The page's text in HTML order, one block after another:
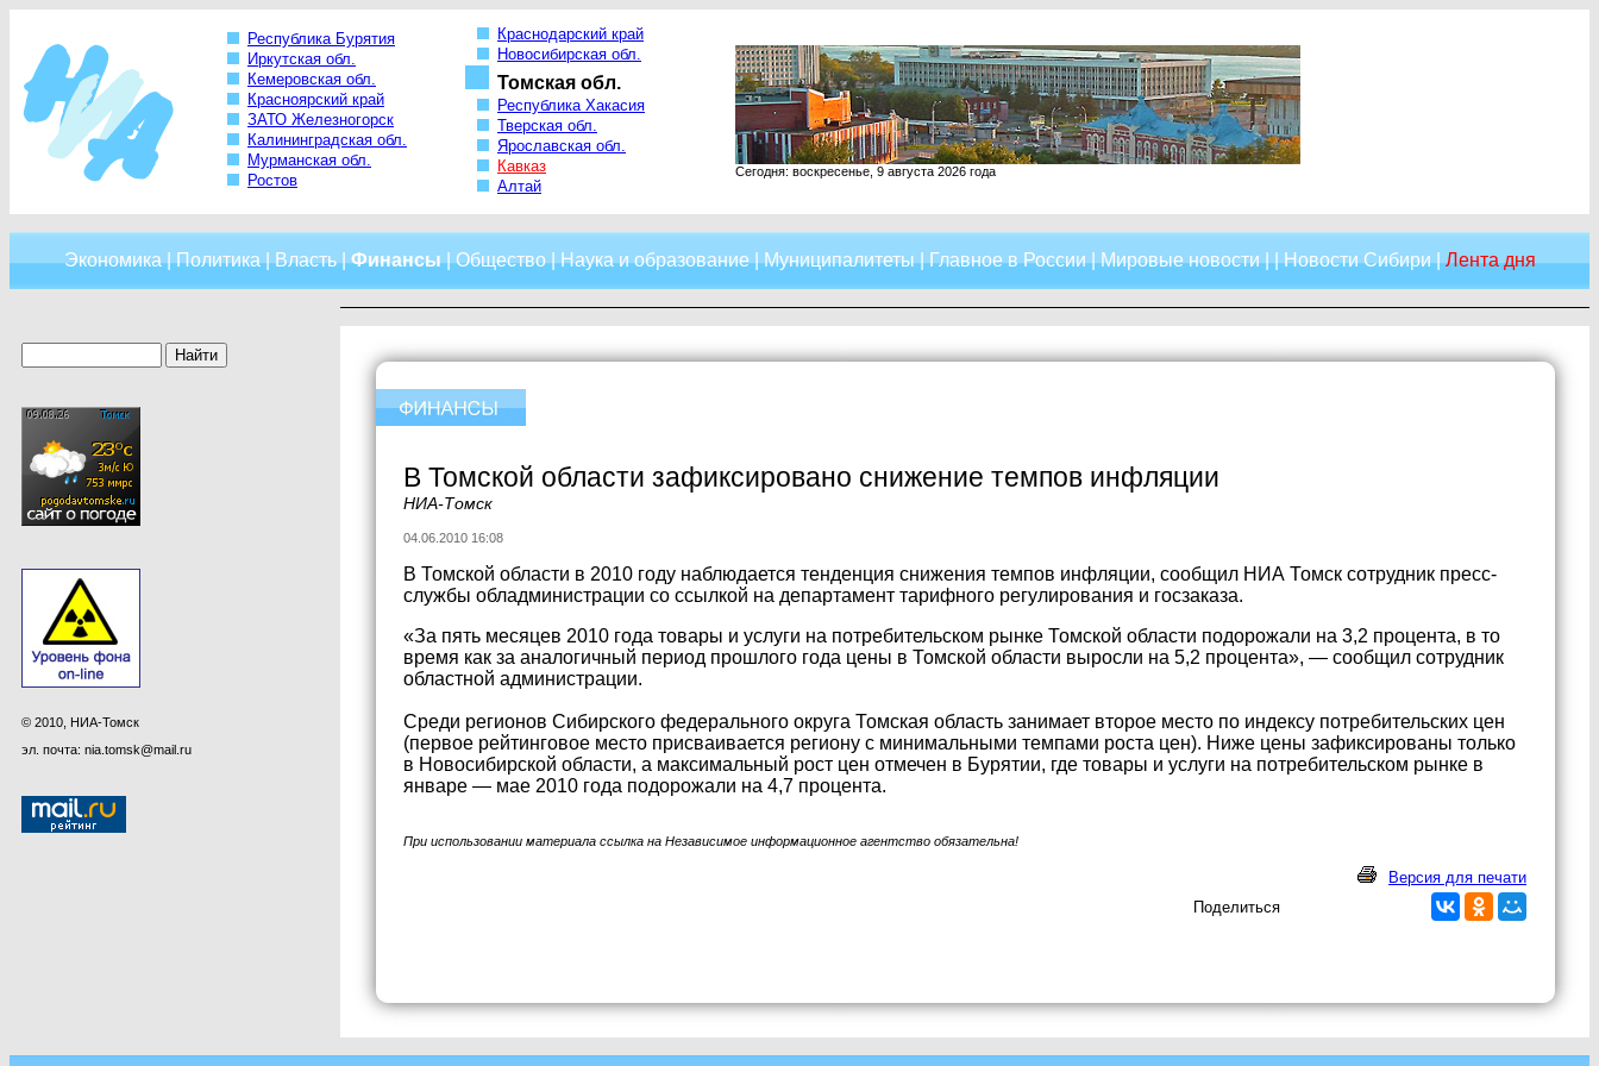
Республика Бурятия
Иркутская обл.
Кемеровская обл.
Красноярский край
ЗАТО Железногорск
Калининградская обл.
Мурманская обл.
Ростов
Краснодарский край
Новосибирская обл.
Томская обл.
Республика Хакасия
Тверская обл.
Ярославская обл.
Кавказ
Алтай
Сегодня: воскресенье, 9 августа 2026 года
Экономика|Политика|Власть|Финансы|Общество|Наука и образование|Муниципалитеты|Главное в России|Мировые новости| |Новости Сибири|Лента дня
© 2010, НИА-Томск
эл. почта: nia.tomsk@mail.ru
В Томской области зафиксировано снижение темпов инфляции
НИА-Томск
04.06.2010 16:08
В Томской области в 2010 году наблюдается тенденция снижения темпов инфляции, сообщил НИА Томск сотрудник пресс-
службы обладминистрации со ссылкой на департамент тарифного регулирования и госзаказа.
«За пять месяцев 2010 года товары и услуги на потребительском рынке Томской области подорожали на 3,2 процента, в то
время как за аналогичный период прошлого года цены в Томской области выросли на 5,2 процента», — сообщил сотрудник
областной администрации.
Среди регионов Сибирского федерального округа Томская область занимает второе место по индексу потребительских цен
(первое рейтинговое место присваивается региону с минимальными темпами роста цен). Ниже цены зафиксированы только
в Новосибирской области, а максимальный рост цен отмечен в Бурятии, где товары и услуги на потребительском рынке в
январе — мае 2010 года подорожали на 4,7 процента.
При использовании материала ссылка на Независимое информационное агентство обязательна!
Версия для печати
Поделиться